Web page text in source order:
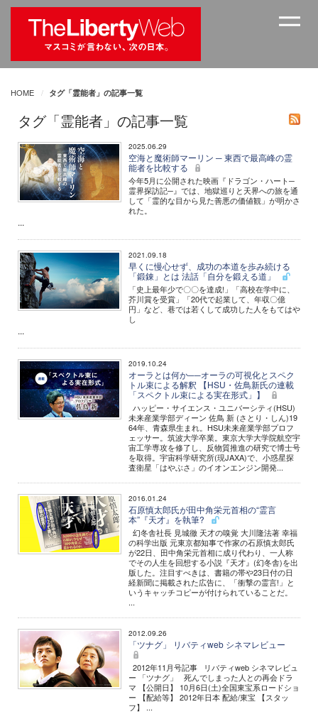
HOME タグ「霊能者」の記事一覧
タグ「霊能者」の記事一覧
2025.06.29
空海と魔術師マーリン ─ 東西で最高峰の霊
能者を比較する
今年5月に公開された映画『ドラゴン・ハート─
霊界探訪記─』では、地獄巡りと天界への旅を通
して「霊的な目から見た善悪の価値観」が明かさ
れた。
...
2021.09.18
早くに慢心せず、成功の本道を歩み続ける
「鍛錬」とは 法話「自分を鍛える道」
「史上最年少で〇〇を達成!」「高校在学中に、
芥川賞を受賞」「20代で起業して、年収〇億
円」など、巷では若くして成功した人をもてはや
し
...
2019.10.24
オーラとは何か──オーラの可視化とスペク
トル束による解釈 【HSU・佐鳥新氏の連載
「スペクトル束による実在形式」】
ハッピー・サイエンス・ユニバーシティ(HSU)
未来産業学部ディーン 佐鳥 新 (さとり・しん)19
64年、青森県生まれ。HSU未来産業学部プロフ
ェッサー。筑波大学卒業。東京大学大学院航空宇
宙工学専攻を修了し、反物質推進の研究で博士号
を取得。宇宙科学研究所(現JAXA)で、小惑星探
査衛星「はやぶさ」のイオンエンジン開発...
2016.01.24
石原慎太郎氏が田中角栄元首相の“霊言
本”『天才』を執筆?
幻冬舎社長 見城徹 天才の嗅覚 大川隆法著 幸福
の科学出版 元東京都知事で作家の石原慎太郎氏
が22日、田中角栄元首相に成り代わり、一人称
でその人生を回想する小説『天才』(幻冬舎)を出
版した。注目すべきは、書籍の帯や23日付の日
経新聞に掲載された広告に、「衝撃の霊言!」と
いうキャッチコピーが付けられていることだ。
...
2012.09.26
「ツナグ」 リバティweb シネマレビュー
2012年11月号記事 リバティweb シネマレビュ
ー 「ツナグ」 死んでしまった人との再会ドラ
マ 【公開日】 10月6日(土)全国東宝系ロードショ
ー 【配給等】 2012年日本 配給/東宝 【スタッ
フ】 ...